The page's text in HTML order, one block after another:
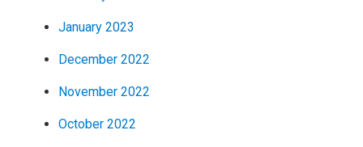
January 2023
December 2022
November 2022
October 2022